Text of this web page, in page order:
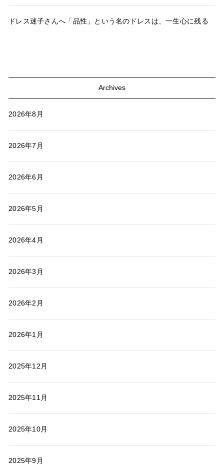
ドレス迷子さんへ「品性」という名のドレスは、一生心に残る
Archives
2026年8月
2026年7月
2026年6月
2026年5月
2026年4月
2026年3月
2026年2月
2026年1月
2025年12月
2025年11月
2025年10月
2025年9月